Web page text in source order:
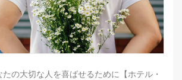
の大切な人を喜ばせるために【ホテル・